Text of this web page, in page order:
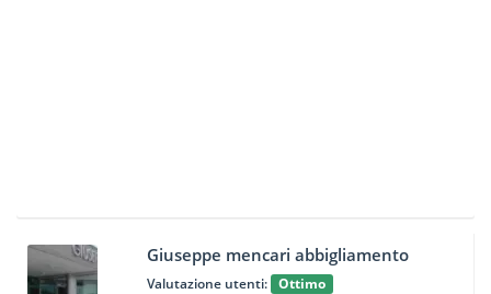
Giuseppe mencari abbigliamento
Valutazione utenti: Ottimo